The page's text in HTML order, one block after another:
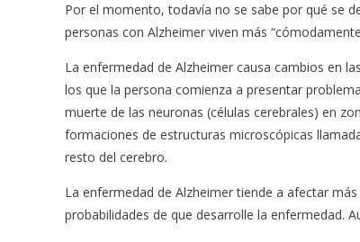
Por el momento, todavía no se sabe por qué se
personas con Alzheimer viven más
La enfermedad de Alzheimer causa cambios en
los que la persona comienza a presentar
muerte de las neuronas (células cerebrales) en
formaciones de estructuras microscópicas
resto del cerebro.
La enfermedad de Alzheimer tiende a afectar
probabilidades de que desarrolle la enfermedad.